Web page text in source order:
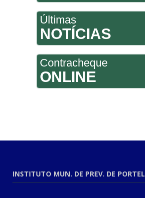
Últimas
NOTÍCIAS
Contracheque
ONLINE
INSTITUTO MUN. DE PREV. DE PORTEL